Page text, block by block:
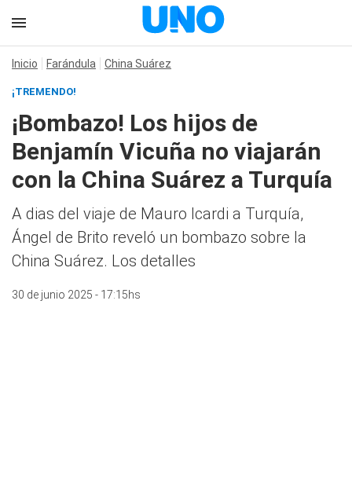
Inicio Farándula China Suárez
¡TREMENDO!
¡Bombazo! Los hijos de
Benjamín Vicuña no viajarán
con la China Suárez a Turquía
A dias del viaje de Mauro Icardi a Turquía,
Ángel de Brito reveló un bombazo sobre la
China Suárez. Los detalles
30 de junio 2025 - 17:15hs